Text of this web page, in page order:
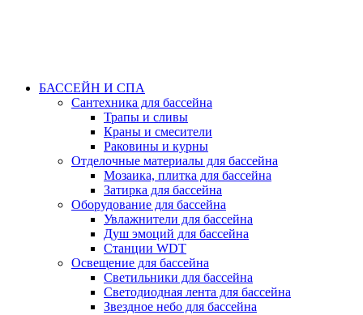
БАССЕЙН И СПА
Сантехника для бассейна
Трапы и сливы
Краны и смесители
Раковины и курны
Отделочные материалы для бассейна
Мозаика, плитка для бассейна
Затирка для бассейна
Оборудование для бассейна
Увлажнители для бассейна
Душ эмоций для бассейна
Станции WDT
Освещение для бассейна
Светильники для бассейна
Светодиодная лента для бассейна
Звездное небо для бассейна